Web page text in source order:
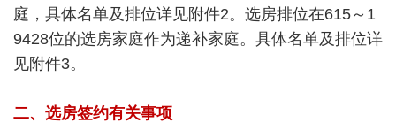
庭，具体名单及排位详见附件2。选房排位在615～1
9428位的选房家庭作为递补家庭。具体名单及排位详
见附件3。
二、选房签约有关事项